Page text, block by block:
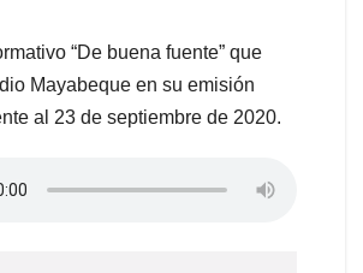
“De buena fuente” que
Mayabeque en su emisión
al 23 de septiembre de 2020.